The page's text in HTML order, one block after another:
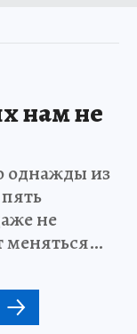
нам не
однажды из
не
меняться…